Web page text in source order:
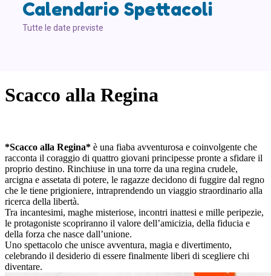
Calendario Spettacoli
Tutte le date previste
Scacco alla Regina
*Scacco alla Regina* è una fiaba avventurosa e coinvolgente che
racconta il coraggio di quattro giovani principesse pronte a sfidare il
proprio destino. Rinchiuse in una torre da una regina crudele,
arcigna e assetata di potere, le ragazze decidono di fuggire dal regno
che le tiene prigioniere, intraprendendo un viaggio straordinario alla
ricerca della libertà.
Tra incantesimi, maghe misteriose, incontri inattesi e mille peripezie,
le protagoniste scopriranno il valore dell’amicizia, della fiducia e
della forza che nasce dall’unione.
Uno spettacolo che unisce avventura, magia e divertimento,
celebrando il desiderio di essere finalmente liberi di scegliere chi
diventare.